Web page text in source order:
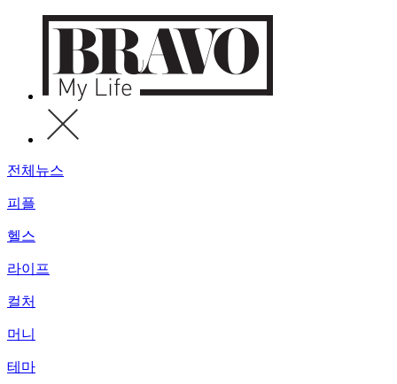
전체뉴스
피플
헬스
라이프
컬처
머니
테마